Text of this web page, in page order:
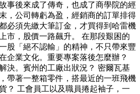
事後來成了傳奇，也成了商學院的經
，公司轉虧為盈，經銷商的訂單排得
必須先繳大筆訂金，才買得到哈雷機
市，股價一路飆升。 在那段艱困的
股「絕不認輸」的精神，不只帶來豐
企業文化。重要專案落後怎麼辦？
決。賓州的工廠出狀況？ 密爾瓦基
帶著一整箱零件，搭最近的一班飛機
？ 工會員工以及職員捲起袖子，一